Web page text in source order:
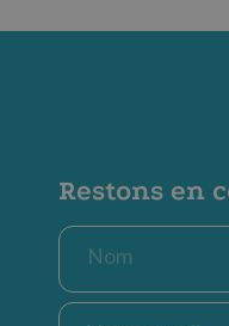
Restons en
Nom
E-